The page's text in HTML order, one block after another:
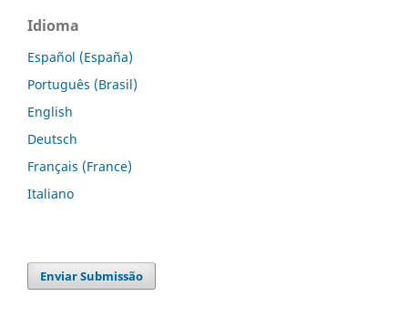
Idioma
Español (España)
Português (Brasil)
English
Deutsch
Français (France)
Italiano
Enviar Submissão